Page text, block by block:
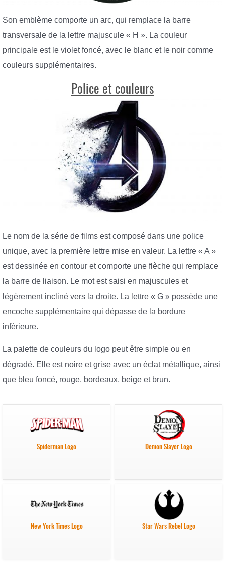
Son emblème comporte un arc, qui remplace la barre
transversale de la lettre majuscule « H ». La couleur
principale est le violet foncé, avec le blanc et le noir comme
couleurs supplémentaires.
Police et couleurs
Le nom de la série de films est composé dans une police
unique, avec la première lettre mise en valeur. La lettre « A »
est dessinée en contour et comporte une flèche qui remplace
la barre de liaison. Le mot est saisi en majuscules et
légèrement incliné vers la droite. La lettre « G » possède une
encoche supplémentaire qui dépasse de la bordure
inférieure.
La palette de couleurs du logo peut être simple ou en
dégradé. Elle est noire et grise avec un éclat métallique, ainsi
que bleu foncé, rouge, bordeaux, beige et brun.
Spiderman Logo Demon Slayer Logo
New York Times Logo Star Wars Rebel Logo